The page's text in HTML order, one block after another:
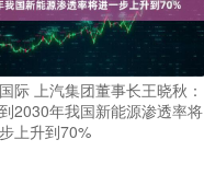
际 上汽集团董事长王晓秋：
2030年我国新能源渗透率将
上升到70%